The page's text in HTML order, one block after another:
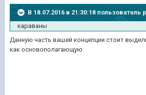
В 18.07.2016 в 21:30:18 пользователь
караваны
Данную часть вашей концепции стоит
как основополагающую.